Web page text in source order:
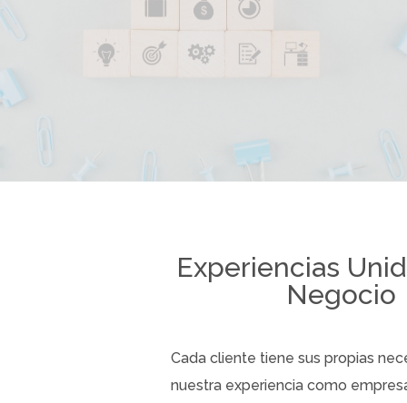
Experiencias
Negocio
Cada cliente tiene sus propias
nuestra experiencia como